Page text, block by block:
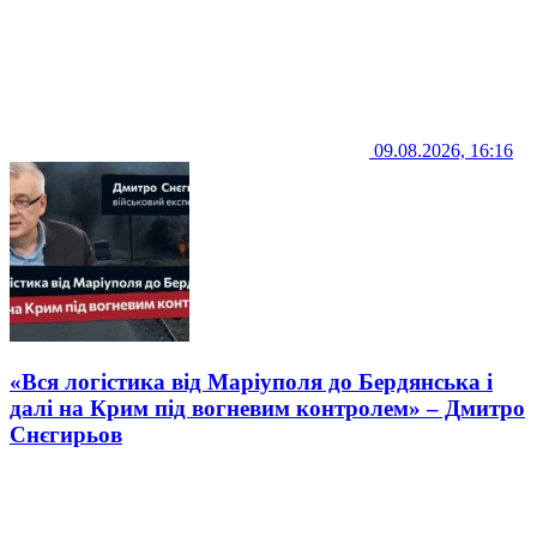
09.08.2026, 16:16
«Вся логістика від Маріуполя до Бердянська і
далі на Крим під вогневим контролем» – Дмитро
Снєгирьов